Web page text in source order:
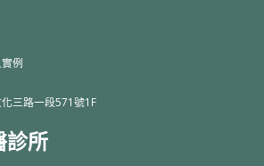
例
三路一段571號1F
診所